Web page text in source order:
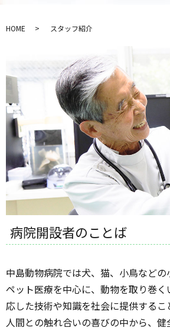
HOME スタッフ紹介
病院開設者のことば
中島動物病院では犬、猫、小鳥など
ペット医療を中心に、動物を取り巻
応した技術や知識を社会に提供するこ
人間との触れ合いの喜びの中から、